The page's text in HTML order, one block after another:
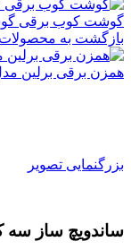
گوشت کوب برقی
بازگشت به محصولات
همزن برقی برلین مدل
بزرگنمایی تصویر
ساندویچ ساز سه